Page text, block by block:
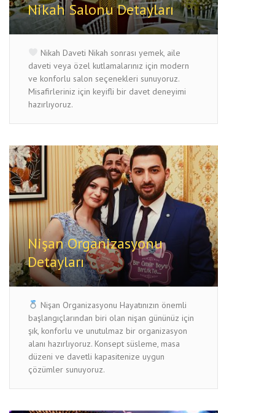
Nikah Salonu Detayları
Nikah Daveti Nikah sonrası yemek, aile
daveti veya özel kutlamalarınız için modern
ve konforlu salon seçenekleri sunuyoruz.
Misafirleriniz için keyifli bir davet deneyimi
hazırlıyoruz.
Nişan Organizasyonu
Detayları
Nişan Organizasyonu Hayatınızın önemli
başlangıçlarından biri olan nişan gününüz için
şık, konforlu ve unutulmaz bir organizasyon
alanı hazırlıyoruz. Konsept süsleme, masa
düzeni ve davetli kapasitenize uygun
çözümler sunuyoruz.